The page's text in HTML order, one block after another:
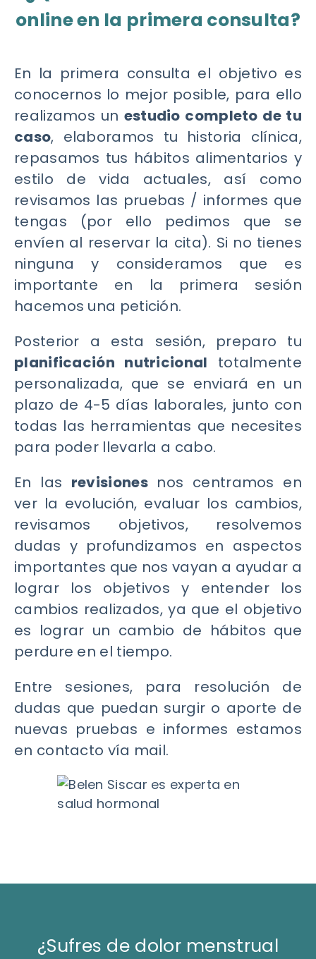
online en la primera consulta?
En la primera consulta el objetivo es
conocernos lo mejor posible, para ello
realizamos un estudio completo de tu
caso, elaboramos tu historia clínica,
repasamos tus hábitos alimentarios y
estilo de vida actuales, así como
revisamos las pruebas / informes que
tengas (por ello pedimos que se
envíen al reservar la cita). Si no tienes
ninguna y consideramos que es
importante en la primera sesión
hacemos una petición.
Posterior a esta sesión, preparo tu
planificación nutricional totalmente
personalizada, que se enviará en un
plazo de 4-5 días laborales, junto con
todas las herramientas que necesites
para poder llevarla a cabo.
En las revisionesnos centramos en
ver la evolución, evaluar los cambios,
revisamos objetivos, resolvemos
dudas y profundizamos en aspectos
importantes que nos vayan a ayudar a
lograr los objetivos y entender los
cambios realizados, ya que el objetivo
es lograr un cambio de hábitos que
perdure en el tiempo.
Entre sesiones, para resolución de
dudas que puedan surgir o aporte de
nuevas pruebas e informes estamos
en contacto vía mail.
¿Sufres de dolor menstrual